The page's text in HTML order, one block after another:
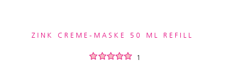
ZINK CREME-MASKE 50 ML REFILL
1